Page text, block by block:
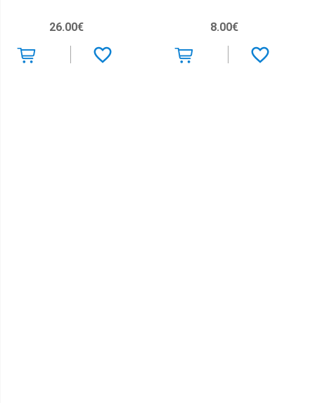
26.00€ 8.00€